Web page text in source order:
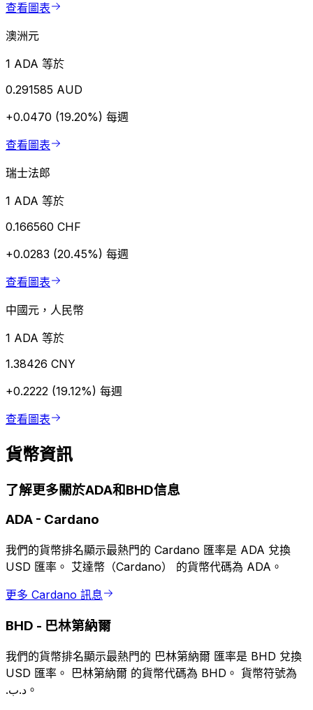
查看圖表
澳洲元
1 ADA 等於
0.291585 AUD
+0.0470 (19.20%) 每週
查看圖表
瑞士法郎
1 ADA 等於
0.166560 CHF
+0.0283 (20.45%) 每週
查看圖表
中國元，人民幣
1 ADA 等於
1.38426 CNY
+0.2222 (19.12%) 每週
查看圖表
貨幣資訊
了解更多關於ADA和BHD信息
ADA - Cardano
我們的貨幣排名顯示最熱門的 Cardano 匯率是 ADA 兌換
USD 匯率。 艾達幣（Cardano） 的貨幣代碼為 ADA。
更多 Cardano 訊息
BHD - 巴林第納爾
我們的貨幣排名顯示最熱門的 巴林第納爾 匯率是 BHD 兌換
USD 匯率。 巴林第納爾 的貨幣代碼為 BHD。 貨幣符號為
.د.ب。